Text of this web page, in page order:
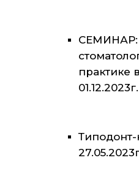
СЕМИНАР:
практике
01.12.2023г.